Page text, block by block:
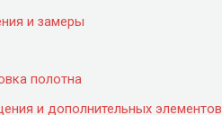
и замеры
полотна
и дополнительных элементов